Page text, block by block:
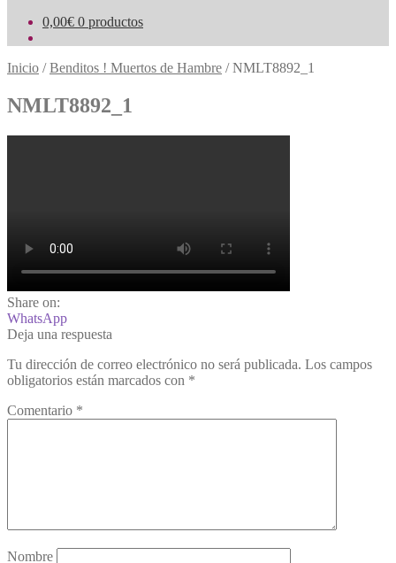
0,00€ 0 productos
Inicio /Benditos ! Muertos de Hambre /NMLT8892_1
NMLT8892_1
Share on:
WhatsApp
Deja una respuesta
Tu dirección de correo electrónico no será publicada. Los campos
obligatorios están marcados con *
Comentario *
Nombre